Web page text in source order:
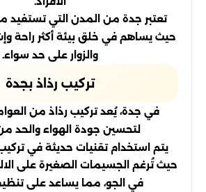
تعتبر جدة من المدن التي تستفيد
حيث يساهم في خلق بيئة أكثر راحة
والزوار على حد سواء.
تركيب رذاذ بجدة
في جدة، يُعد تركيب رذاذ من
لتحسين جودة الهواء والحد
يتم استخدام تقنيات حديثة في
حيث تُرغم الجسيمات الصغيرة على
في الجو، مما يساعد على